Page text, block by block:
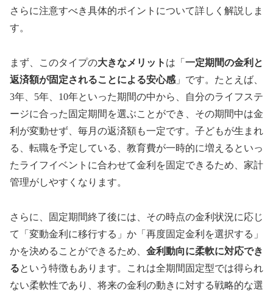
さらに注意すべき具体的ポイントについて詳しく解説しま
す。
まず、このタイプの大きなメリット は「 一定期間の金利と
返済額が固定されることによる安心感 」です。たとえば、
3年、5年、10年といった期間の中から、自分のライフステ
ージに合った固定期間を選ぶことができ、その期間中は金
利が変動せず、毎月の返済額も一定です。子どもが生まれ
る、転職を予定している、教育費が一時的に増えるといっ
たライフイベントに合わせて金利を固定できるため、家計
管理がしやすくなります。
さらに、固定期間終了後には、その時点の金利状況に応じ
て「変動金利に移行する」か「再度固定金利を選択する」
かを決めることができるため、 金利動向に柔軟に対応でき
るという特徴もあります。これは全期間固定型では得られ
ない柔軟性であり、将来の金利の動きに対する戦略的な選